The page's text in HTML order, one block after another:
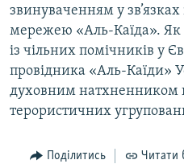
звинуваченням у
мережею «Аль-Каїда». Як
із чільних помічників у
провідника «Аль-Каїди»
духовним натхненником
терористичних
Поділитись Читати